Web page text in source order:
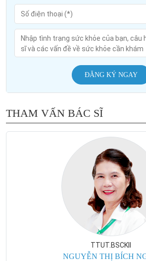
ĐĂNG KÝ NGAY
THAM VẤN BÁC SĨ
TTUT.BSCKII
NGUYỄN THỊ BÍCH